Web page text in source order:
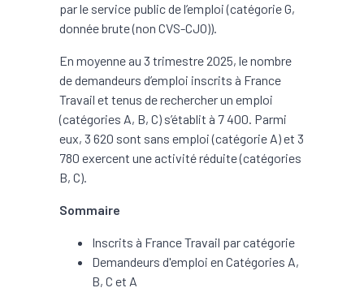
par le service public de l’emploi (catégorie G,
donnée brute (non CVS-CJO)).
En moyenne au 3 trimestre 2025, le nombre
de demandeurs d’emploi inscrits à France
Travail et tenus de rechercher un emploi
(catégories A, B, C) s’établit à 7 400. Parmi
eux, 3 620 sont sans emploi (catégorie A) et 3
780 exercent une activité réduite (catégories
B, C).
Sommaire
Inscrits à France Travail par catégorie
Demandeurs d'emploi en Catégories A,
B, C et A